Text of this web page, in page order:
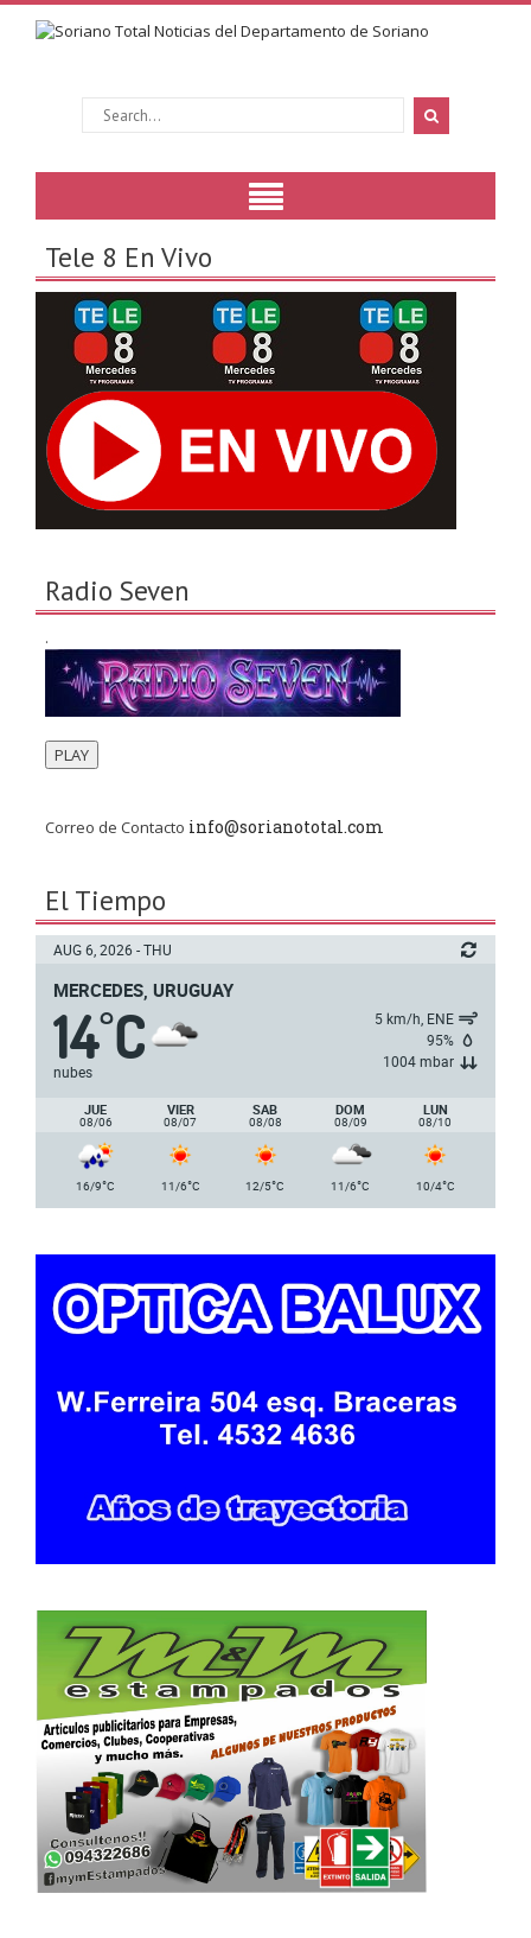
Tele 8 En Vivo
Radio Seven
.
PLAY
Correo de Contacto info@sorianototal.com
El Tiempo
AUG 6, 2026 - THU
MERCEDES, URUGUAY
14°C
nubes
5 km/h, ENE
95%
1004 mbar
JUE
08/06
VIER
08/07
SAB
08/08
DOM
08/09
LUN
08/10
16/9°C 11/6°C 12/5°C 11/6°C 10/4°C